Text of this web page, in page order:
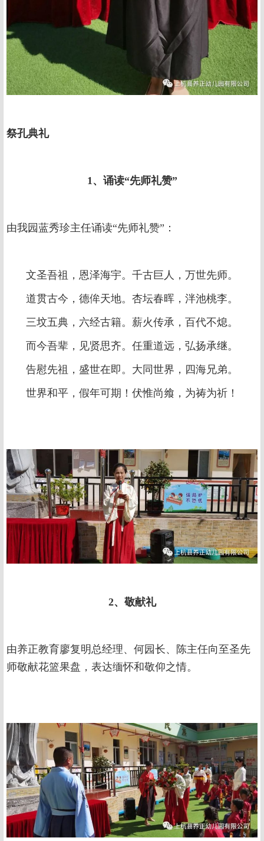
祭孔典礼
1、诵读“先师礼赞”
由我园蓝秀珍主任诵读“先师礼赞”：
文圣吾祖，恩泽海宇。千古巨人，万世先师。
道贯古今，德侔天地。杏坛春晖，泮池桃李。
三坟五典，六经古籍。薪火传承，百代不熄。
而今吾辈，见贤思齐。任重道远，弘扬承继。
告慰先祖，盛世在即。大同世界，四海兄弟。
世界和平，假年可期！伏惟尚飨，为祷为祈！
2、敬献礼
由养正教育廖复明总经理、何园长、陈主任向至圣先
师敬献花篮果盘，表达缅怀和敬仰之情。